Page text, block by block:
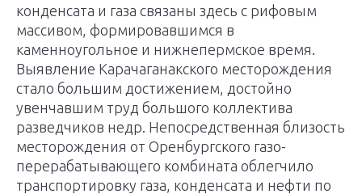
конденсата и газа связаны здесь с рифовым
массивом, формиро­вавшимся в
каменноугольное и нижнепермское время.
Выявление Карачаганакского месторождения
стало большим достижением, достойно
увенчавшим труд большого коллектива
разведчиков недр. Непосредственная близость
месторождения от Оренбургского газо­
перерабатывающего комбината облегчило
транспортировку газа, конденсата и нефти по